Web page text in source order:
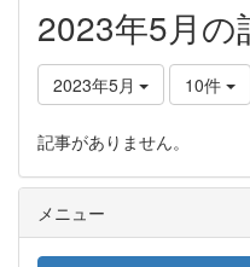
2023年5月の
2023年5月 10件
記事がありません。
メニュー